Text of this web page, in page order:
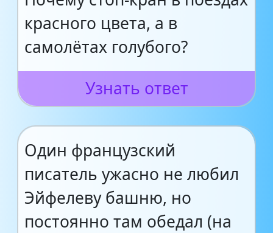
красного цвета, а в
самолётах голубого?
Узнать ответ
Один французский
писатель ужасно не любил
Эйфелеву башню, но
постоянно там обедал (на